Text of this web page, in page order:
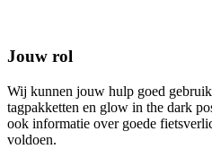
Jouw rol
Wij kunnen jouw hulp goed
tagpakketten en glow in the dark
ook informatie over goede
voldoen.